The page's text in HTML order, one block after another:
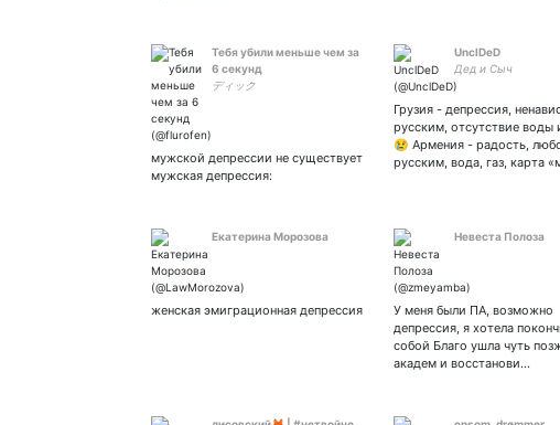
Тебя убили меньше чем за
6 секунд
ディック
мужской депрессии не существует
мужская депрессия:
UnclDeD
Дед и Сыч
Грузия - депрессия,
русским, отсутствие воды
😢 Армения - радость,
русским, вода, газ, карта
Екатерина Морозова
женская эмиграционная депрессия
Невеста Полоза
У меня были ПА, возможно
депрессия, я хотела
собой Благо ушла чуть
академ и восстанови…